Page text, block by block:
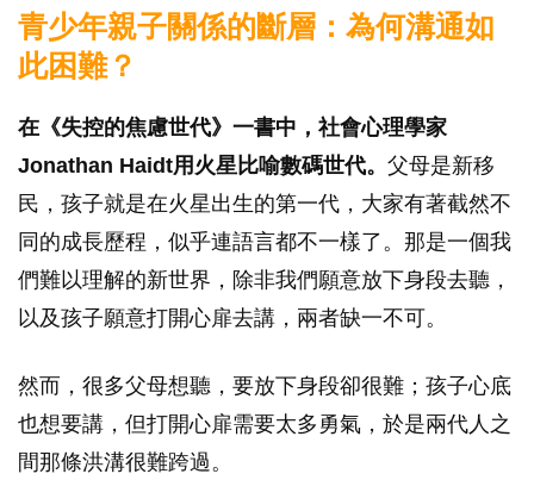
青少年親子關係的斷層：為何溝通如
此困難？
在《失控的焦慮世代》一書中，社會心理學家
Jonathan Haidt用火星比喻數碼世代。 父母是新移
民，孩子就是在火星出生的第一代，大家有著截然不
同的成長歷程，似乎連語言都不一樣了。那是一個我
們難以理解的新世界，除非我們願意放下身段去聽，
以及孩子願意打開心扉去講，兩者缺一不可。
然而，很多父母想聽，要放下身段卻很難；孩子心底
也想要講，但打開心扉需要太多勇氣，於是兩代人之
間那條洪溝很難跨過。